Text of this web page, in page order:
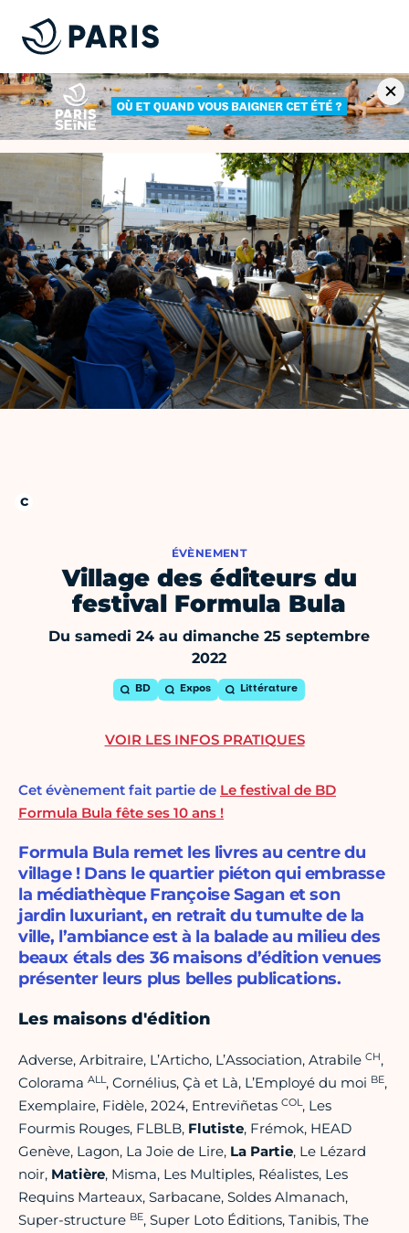
ÉVÈNEMENT
Village des éditeurs du
festival Formula Bula
Du samedi 24 au dimanche 25 septembre
2022
BD Expos Littérature
Cet évènement fait partie de Le festival de BD
Formula Bula fête ses 10 ans !
Formula Bula remet les livres au centre du
village ! Dans le quartier piéton qui embrasse
la médiathèque Françoise Sagan et son
jardin luxuriant, en retrait du tumulte de la
ville, l’ambiance est à la balade au milieu des
beaux étals des 36 maisons d’édition venues
présenter leurs plus belles publications.
Les maisons d'édition
Adverse, Arbitraire, L’Articho, L’Association, Atrabile CH,
Colorama ALL , Cornélius, Çà et Là, L’Employé du moi BE,
Exemplaire, Fidèle, 2024, Entreviñetas COL , Les
Fourmis Rouges, FLBLB, Flutiste, Frémok, HEAD
Genève, Lagon, La Joie de Lire, La Partie, Le Lézard
noir, Matière, Misma, Les Multiples, Réalistes, Les
Requins Marteaux, Sarbacane, Soldes Almanach,
Super-structure BE, Super Loto Éditions, Tanibis, The
VOIR LES INFOS PRATIQUES